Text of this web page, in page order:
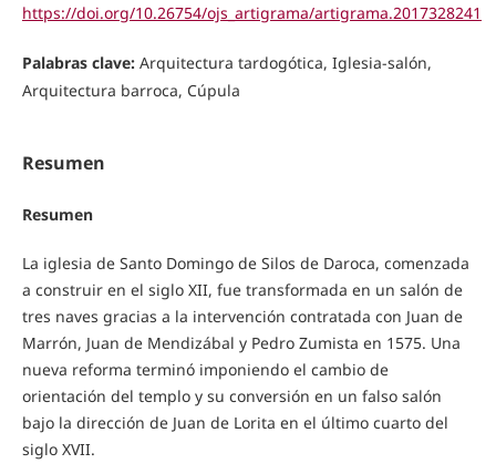
https://doi.org/10.26754/ojs_artigrama/artigrama.2017328241
Palabras clave: Arquitectura tardogótica, Iglesia-salón,
Arquitectura barroca, Cúpula
Resumen
Resumen
La iglesia de Santo Domingo de Silos de Daroca, comenzada
a construir en el siglo XII, fue transformada en un salón de
tres naves gracias a la intervención contratada con Juan de
Marrón, Juan de Mendizábal y Pedro Zumista en 1575. Una
nueva reforma terminó imponiendo el cambio de
orientación del templo y su conversión en un falso salón
bajo la dirección de Juan de Lorita en el último cuarto del
siglo XVII.